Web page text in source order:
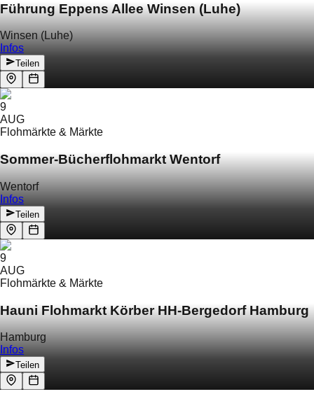
Führung Eppens Allee Winsen (Luhe)
Winsen (Luhe)
Infos
Teilen
9
AUG
Flohmärkte & Märkte
Sommer-Bücherflohmarkt Wentorf
Wentorf
Infos
Teilen
9
AUG
Flohmärkte & Märkte
Hauni Flohmarkt Körber HH-Bergedorf Hamburg
Hamburg
Infos
Teilen